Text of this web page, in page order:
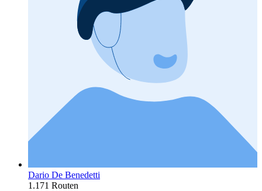
Dario De Benedetti
1.171 Routen